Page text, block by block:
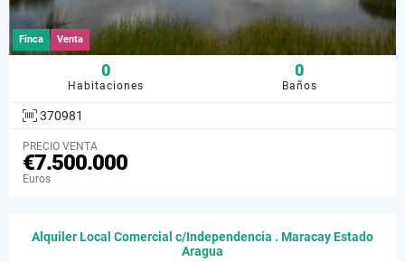
Finca Venta
0
Habitaciones
0
Baños
370981
PRECIO VENTA
€7.500.000
Euros
Alquiler Local Comercial c/Independencia . Maracay Estado
Aragua